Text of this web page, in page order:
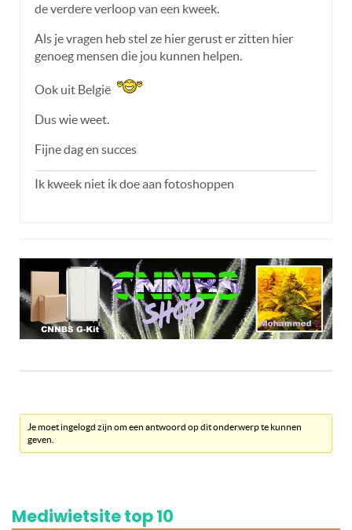
de verdere verloop van een kweek.
Als je vragen heb stel ze hier gerust er zitten hier
genoeg mensen die jou kunnen helpen.
Ook uit België
Dus wie weet.
Fijne dag en succes
Ik kweek niet ik doe aan fotoshoppen
Je moet ingelogd zijn om een antwoord op dit onderwerp te kunnen
geven.
Mediwietsite top 10